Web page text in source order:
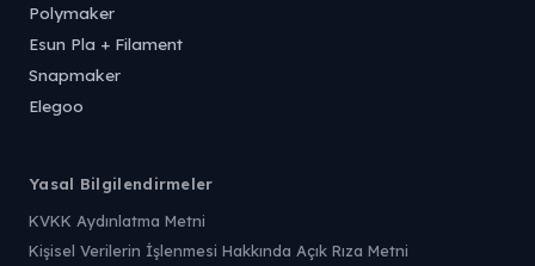
Polymaker
Esun Pla + Filament
Snapmaker
Elegoo
Yasal Bilgilendirmeler
KVKK Aydınlatma Metni
Kişisel Verilerin İşlenmesi Hakkında Açık Rıza Metni